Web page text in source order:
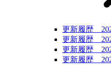
更新履歴
更新履歴
更新履歴
更新履歴